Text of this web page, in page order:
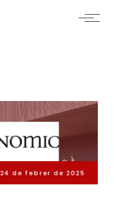
24 de febrer de 2025